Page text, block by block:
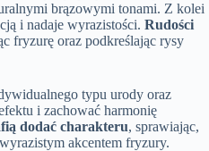
brązowymi tonami. Z kolei
i nadaje wyrazistości. Rudości
fryzurę oraz podkreślając rysy
typu urody oraz
i zachować harmonię
dodać charakteru, sprawiając,
akcentem fryzury.